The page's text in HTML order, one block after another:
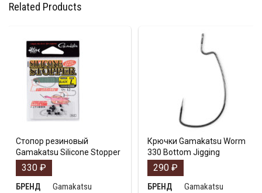
Related Products
Стопор резиновый
Gamakatsu Silicone Stopper
330 ₽
БРЕНД
Gamakatsu
Крючки Gamakatsu Worm
330 Bottom Jigging
290 ₽
БРЕНД
Gamakatsu